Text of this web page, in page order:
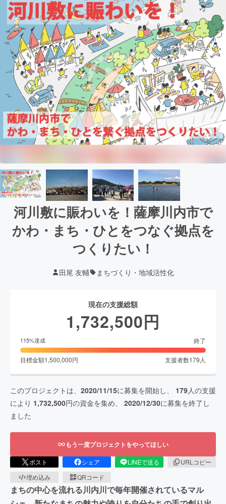
河川敷に賑わいを！薩摩川内市で
かわ・まち・ひとをつなぐ拠点を
つくりたい！
田尾 友輔 まちづくり・地域活性化
現在の支援総額
1,732,500円
115%達成 終了
目標金額1,500,000円 支援者数179 人
このプロジェクトは、 2020/11/15に募集を開始し、 179人の支援
により 1,732,500円の資金を集め、 2020/12/30に募集を終了し
ました
もう一度プロジェクトをやってほしい
ポスト シェア LINEで送る
URLコピー
埋め込み
QRコード
まちの中心を流れる川内川で毎年開催されているマル